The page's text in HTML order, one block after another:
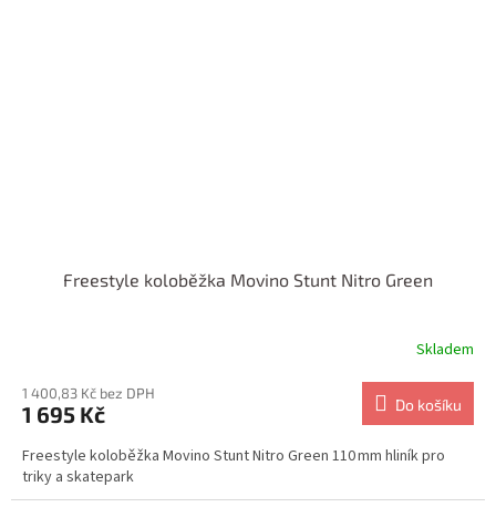
Freestyle koloběžka Movino Stunt Nitro Green
Skladem
1 400,83 Kč bez DPH
1 695 Kč Do košíku
Freestyle koloběžka Movino Stunt Nitro Green 110 mm hliník pro
triky a skatepark